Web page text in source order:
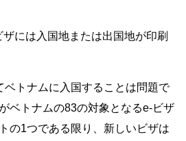
には入国地または出国地が印刷
ベトナムに入国することは問題で
ベトナムの83の対象となるe-ビザ
の1つである限り、新しいビザは